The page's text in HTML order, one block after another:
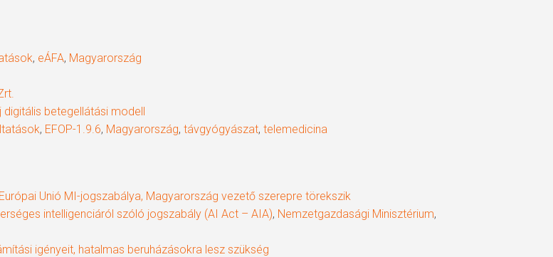
, eÁFA, Magyarország
digitális betegellátási modell
, EFOP-1.9.6, Magyarország, távgyógyászat, telemedicina
Unió MI-jogszabálya, Magyarország vezető szerepre törekszik
intelligenciáról szóló jogszabály (AI Act – AIA), Nemzetgazdasági Minisztérium,
igényeit, hatalmas beruházásokra lesz szükség